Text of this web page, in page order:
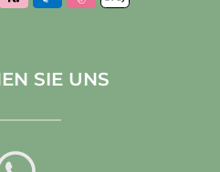
SIE UNS